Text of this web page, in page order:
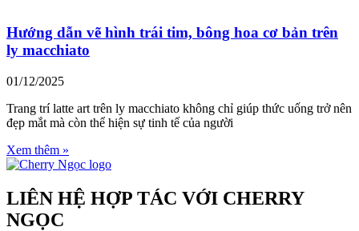
Hướng dẫn vẽ hình trái tim, bông hoa cơ bản trên
ly macchiato
01/12/2025
Trang trí latte art trên ly macchiato không chỉ giúp thức uống trở nên
đẹp mắt mà còn thể hiện sự tinh tế của người
Xem thêm »
LIÊN HỆ HỢP TÁC VỚI CHERRY
NGỌC